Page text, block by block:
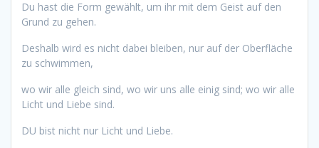
Du hast die Form gewählt, um ihr mit dem Geist auf den
Grund zu gehen.
Deshalb wird es nicht dabei bleiben, nur auf der Oberfläche
zu schwimmen,
wo wir alle gleich sind, wo wir uns alle einig sind; wo wir alle
Licht und Liebe sind.
DU bist nicht nur Licht und Liebe.